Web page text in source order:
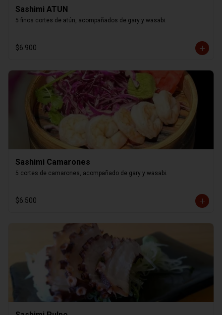
Sashimi ATUN
5 finos cortes de atún, acompañados de gary y wasabi.
$6.900
Sashimi Camarones
5 cortes de camarones, acompañado de gary y wasabi.
$6.500